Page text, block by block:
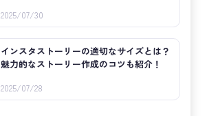
2025/07/30
インスタストーリーの適切なサイズとは？
魅力的なストーリー作成のコツも紹介！
2025/07/28